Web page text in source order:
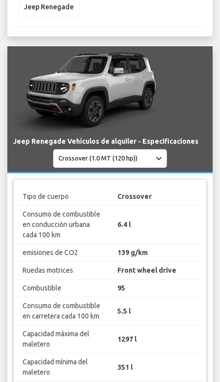
Jeep Renegade
Jeep Renegade Vehículos de alquiler - Especificaciones
Tipo de cuerpo Crossover
Consumo de combustible
en conducción urbana
cada 100 km
6.4 l
emisiones de CO2 139 g/km
Ruedas motrices Front wheel drive
Combustible 95
Consumo de combustible
en carretera cada 100 km
5.5 l
Capacidad máxima del
maletero
1297 l
Capacidad mínima del
maletero
351 l